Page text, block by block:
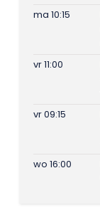
ma 10:15
vr 11:00
vr 09:15
wo 16:00